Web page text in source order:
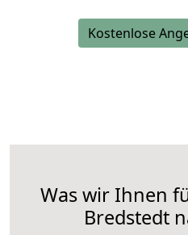
Kostenlose
Was wir Ihnen
Bredstedt